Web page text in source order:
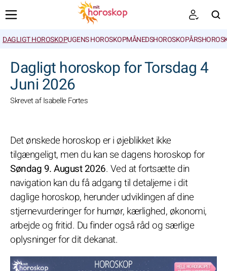
DAGLIGT HOROSKOPUGENS HOROSKOPMÅNEDSHOROSKOP
Dagligt horoskop for Torsdag 4
Juni 2026
Skrevet af Isabelle Fortes
Det ønskede horoskop er i øjeblikket ikke
tilgængeligt, men du kan se dagens horoskop for
Søndag 9. August 2026. Ved at fortsætte din
navigation kan du få adgang til detaljerne i dit
daglige horoskop, herunder udviklingen af dine
stjernevurderinger for humør, kærlighed, økonomi,
arbejde og fritid. Du finder også råd og særlige
oplysninger for dit dekanat.